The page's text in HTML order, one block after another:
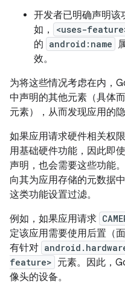
开发者已明确声明该
如，
<uses-
的 android:name
效。
为将这些情况考虑在内，
中声明的其他元素（具体
元素），从而发现应用的隐
如果应用请求硬件相关权
用基础硬件功能，因此即
声明，也会需要这些功能
向其为应用存储的元数据
这类功能设置过滤。
例如，如果应用请求
定该应用需要使用后置（
有针对
feature> 元素。因此，
像头的设备。